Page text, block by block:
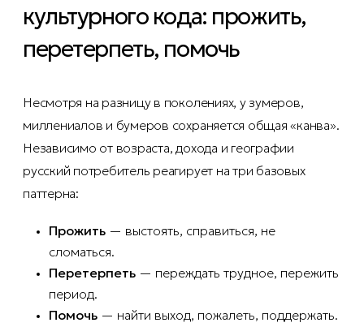
культурного кода: прожить,
перетерпеть, помочь
Несмотря на разницу в поколениях, у зумеров,
миллениалов и бумеров сохраняется общая «канва».
Независимо от возраста, дохода и географии
русский потребитель реагирует на три базовых
паттерна:
Прожить — выстоять, справиться, не
сломаться.
Перетерпеть — переждать трудное, пережить
период.
Помочь — найти выход, пожалеть, поддержать.